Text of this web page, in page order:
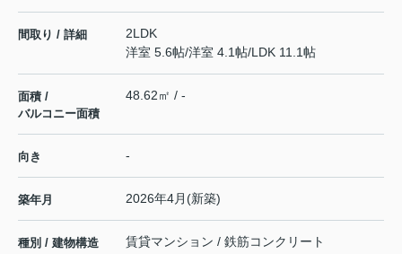
間取り / 詳細
2LDK
洋室 5.6帖/洋室 4.1帖/LDK 11.1帖
面積 /
バルコニー面積
48.62㎡ / -
向き -
築年月 2026年4月(新築)
種別 / 建物構造 賃貸マンション / 鉄筋コンクリート